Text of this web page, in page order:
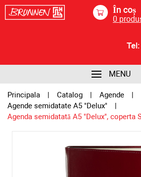
În coș
0
Tel:
MENU
Principala Catalog
Agende
Agende semidatate A5 "Delux"
Agenda semidatată A5 "Delux", coperta